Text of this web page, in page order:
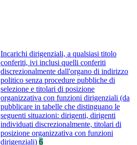
Incarichi dirigenziali, a qualsiasi titolo
conferiti, ivi inclusi quelli conferiti
discrezionalmente dall'organo di indirizzo
politico senza procedure pubbliche di
selezione e titolari di posizione
organizzativa con funzioni dirigenziali (da
pubblicare in tabelle che distinguano le
seguenti situazioni: dirigenti, dirigenti
individuati discrezionalmente, titolari di
posizione organizzativa con funzioni
dirigenziali) 6